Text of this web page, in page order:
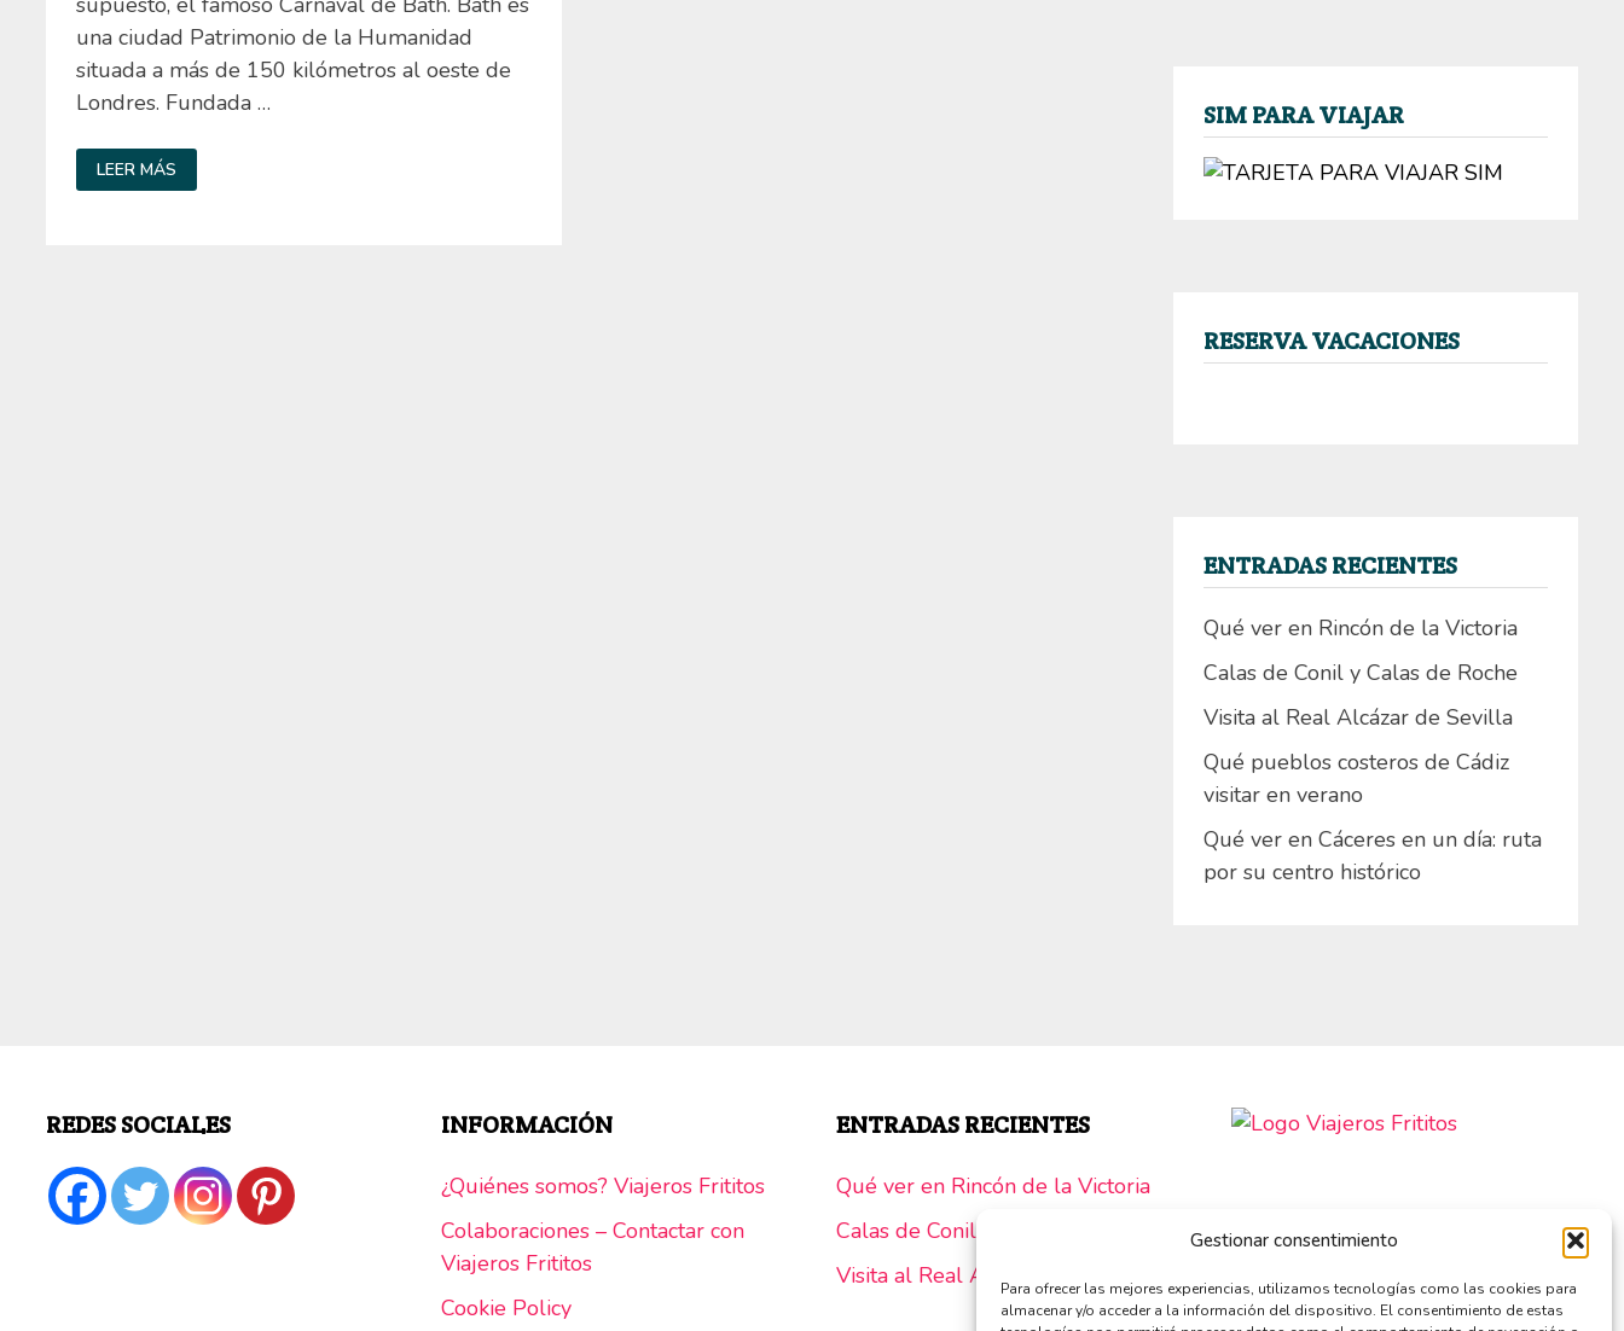
Gestionar consentimiento
Para ofrecer las mejores experiencias, utilizamos tecnologías como las cookies para
almacenar y/o acceder a la información del dispositivo. El consentimiento de estas
una ciudad Patrimonio de la Humanidad
situada a más de 150 kilómetros al oeste de
Londres. Fundada …
QUÉ
VER
EN
LEER MÁS
SIM PARA VIAJAR
RESERVA VACACIONES
ENTRADAS RECIENTES
Qué ver en Rincón de la Victoria
Calas de Conil y Calas de Roche
Visita al Real Alcázar de Sevilla
Qué pueblos costeros de Cádiz
visitar en verano
Qué ver en Cáceres en un día: ruta
por su centro histórico
REDES SOCIALES INFORMACIÓN
¿Quiénes somos? Viajeros Frititos
Colaboraciones – Contactar con
Viajeros Frititos
Cookie Policy
ENTRADAS RECIENTES
Qué ver en Rincón de la Victoria
Calas de Conil y Calas de Roche
Visita al Real Alcázar de Sevilla